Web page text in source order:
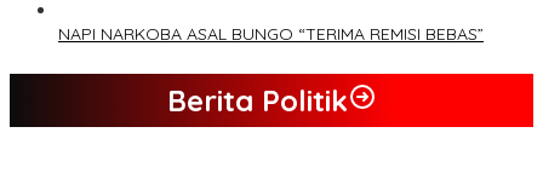
NAPI NARKOBA ASAL BUNGO “TERIMA REMISI BEBAS”
Berita Politik